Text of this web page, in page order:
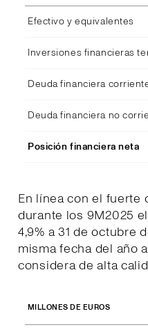
Efectivo y equivalentes
Inversiones financieras
Deuda financiera
Deuda financiera no
Posición financiera neta
En línea con el fuerte
durante los 9M2025
4,9% a 31 de octubre
misma fecha del año
considera de alta
MILLONES DE EUROS